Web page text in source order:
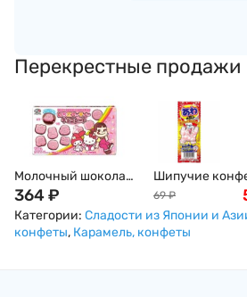
Перекрестные продажи
Молочный шоколад
Hello Kitty с
клубничным вкусом
Fujiya, 15 шт, 40 г
364₽
Шипучие
со вкусом колы
Bubble Candy
Coris, 3шт.
69 ₽
Категории: Сладости из Японии и
конфеты, Карамель, конфеты